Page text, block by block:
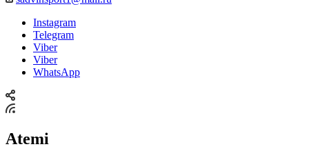
Instagram
Telegram
Viber
Viber
WhatsApp
Atemi